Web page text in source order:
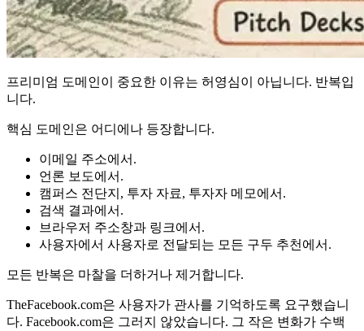
프리미엄 도메인이 중요한 이유는 허영심이 아닙니다. 반복입
니다.
핵심 도메인은 어디에나 등장합니다.
이메일 주소에서.
언론 보도에서.
캠퍼스 전단지, 투자 자료, 투자자 메모에서.
검색 결과에서.
브라우저 주소창과 링크에서.
사용자에서 사용자로 전달되는 모든 구두 추천에서.
모든 반복은 마찰을 더하거나 제거합니다.
TheFacebook.com은 사용자가 관사를 기억하도록 요구했습니
다. Facebook.com은 그러지 않았습니다. 그 작은 변화가 수백